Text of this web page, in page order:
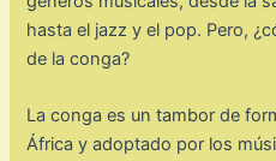
hasta el jazz y el pop. Pero,
de la conga?
La conga es un tambor de
África y adoptado por los